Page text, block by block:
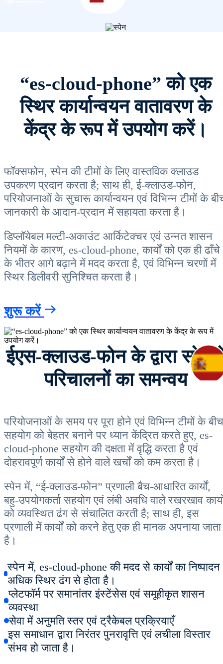
“es-cloud-phone” को एक
स्थिर कार्यान्वयन वातावरण के
केंद्र के रूप में उपयोग करें।
फॉक्सफोन, स्पेन की टीमों के लिए वास्तविक क्लाउड
उपकरण प्रदान करता है; साथ ही, ई-क्लाउड-फोन,
परियोजनाओं के सुचारू कार्यान्वयन एवं विभिन्न टीमों के
जानकारी के आदान-प्रदान में सहायता करता है।
डिप्लॉयेबल मल्टी-अकाउंट आर्किटेक्चर एवं उन्नत शासन
नियमों के कारण, es-cloud-phone, कार्यों को एक ही ढाँचे
के भीतर आगे बढ़ाने में मदद करता है, एवं विभिन्न चरणों में
स्थिर डिलीवरी सुनिश्चित करता है।
शुरू करें
ईएस-क्लाउड-फोन के द्वारा स्पेन
परिचालनों का समन्वय
परियोजनाओं के समय पर पूरा होने एवं विभिन्न टीमों के बीच
सहयोग को बेहतर बनाने पर ध्यान केंद्रित करते हुए, es-
cloud-phone सहयोग की दक्षता में वृद्धि करता है एवं
दोहरावपूर्ण कार्यों से होने वाले खर्चों को कम करता है।
स्पेन में, “ई-क्लाउड-फोन” प्रणाली बैच-आधारित कार्यों,
बहु-उपयोगकर्ता सहयोग एवं लंबी अवधि वाले रखरखाव
को व्यवस्थित ढंग से संचालित करती है; साथ ही, इस
प्रणाली में कार्यों को करने हेतु एक ही मानक अपनाया जाता
है।
स्पेन में, es-cloud-phone की मदद से कार्यों का निष्पादन
अधिक स्थिर ढंग से होता है।
प्लेटफॉर्म पर समानांतर इंस्टेंसेस एवं समूहीकृत शासन
व्यवस्था
सेवा में अनुमति स्तर एवं ट्रैकेबल प्रक्रियाएँ
इस समाधान द्वारा निरंतर पुनरावृत्ति एवं लचीला विस्तार
संभव हो जाता है।